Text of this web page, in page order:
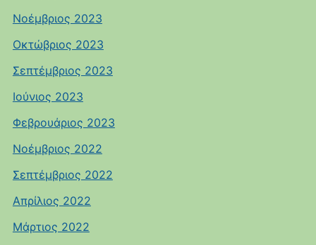
Νοέμβριος 2023
Οκτώβριος 2023
Σεπτέμβριος 2023
Ιούνιος 2023
Φεβρουάριος 2023
Νοέμβριος 2022
Σεπτέμβριος 2022
Απρίλιος 2022
Μάρτιος 2022